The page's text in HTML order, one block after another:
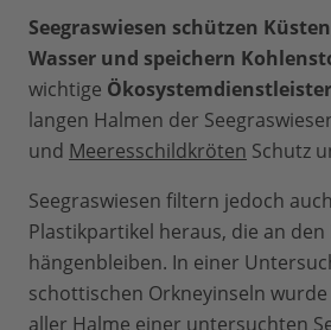
Seegraswiesen schützen
Wasser und speichern
wichtige Ökosystemdienstleister
langen Halmen der
und Meeresschildkröten Schutz
Seegraswiesen filtern jedoch
Plastikpartikel heraus, die an
hängenbleiben. In einer
schottischen Orkneyinseln
aller Halme einer untersuchten